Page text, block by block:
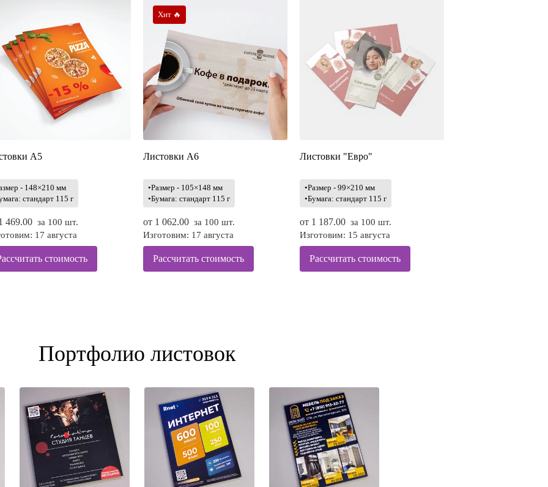
А5
- 148×210 мм
стандарт 115 г
469.00 за 100 шт.
17 августа
стоимость
Хит 🔥
Листовки А6
•Размер - 105×148 мм
•Бумага: стандарт 115 г
от 1 062.00 за 100 шт.
Изготовим: 17 августа
Рассчитать стоимость
Листовки "Евро"
•Размер - 99×210 мм
•Бумага: стандарт 115 г
от 1 187.00 за 100 шт.
Изготовим: 15 августа
Рассчитать стоимость
Портфолио листовок